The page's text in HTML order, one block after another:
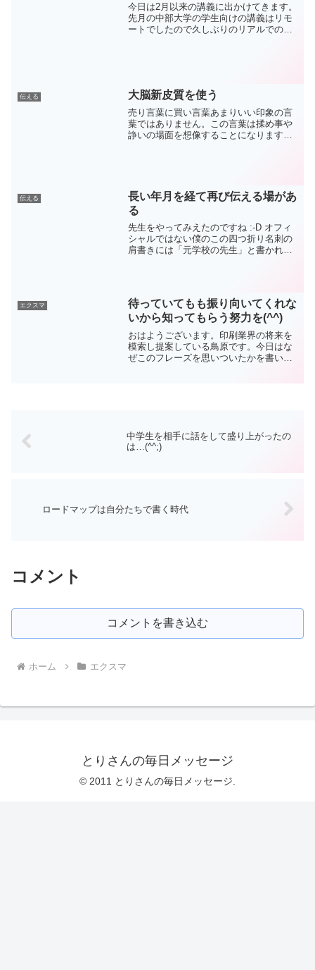
今日は2月以来の講義に出かけてきます。
先月の中部大学の学生向けの講義はリモ
ートでしたので久しぶりのリアルでの講
伝える 大脳新皮質を使う
売り言葉に買い言葉あまりいい印象の言
葉ではありません。この言葉は揉め事や
諍いの場面を想像することになります。
伝える
長い年月を経て再び伝える場があ
る
先生をやってみえたのですね :-D オフィ
シャルではない僕のこの四つ折り名刺の
肩書きには「元学校の先生」と書かれて
この歳になって多く...
エクスマ
待っていてもも振り向いてくれな
いから知ってもらう努力を(^^)
おはようございます。印刷業界の将来を
模索し提案している鳥原です。今日はな
ぜこのフレーズを思いついたかを書いて
中学生を相手に話をして盛り上がったの
は…(^^;)
ロードマップは自分たちで書く時代
コメント
コメントを書き込む
ホーム エクスマ
とりさんの毎日メッセージ
© 2011 とりさんの毎日メッセージ.